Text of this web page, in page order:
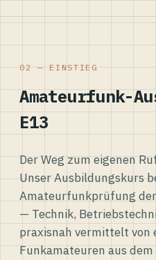
02 — EINSTIEG
Amateurfunk-
E13
Der Weg zum eigenen
Unser Ausbildungskurs
Amateurfunkprüfung
— Technik,
praxisnah vermittelt von
Funkamateuren aus dem